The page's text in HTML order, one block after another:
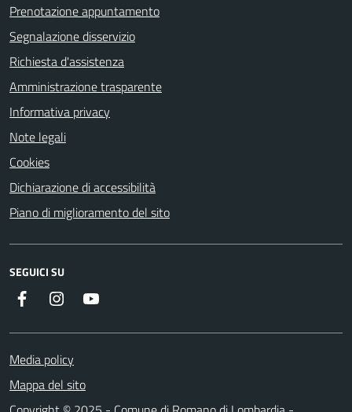
Prenotazione appuntamento
Segnalazione disservizio
Richiesta d'assistenza
Amministrazione trasparente
Informativa privacy
Note legali
Cookies
Dichiarazione di accessibilità
Piano di miglioramento del sito
SEGUICI SU
Facebook Instagram
Media policy
Mappa del sito